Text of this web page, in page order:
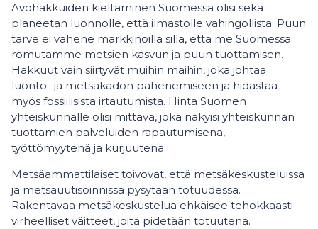
Avohakkuiden kieltäminen Suomessa olisi sekä
planeetan luonnolle, että ilmastolle vahingollista. Puun
tarve ei vähene markkinoilla sillä, että me Suomessa
romutamme metsien kasvun ja puun tuottamisen.
Hakkuut vain siirtyvät muihin maihin, joka johtaa
luonto- ja metsäkadon pahenemiseen ja hidastaa
myös fossiilisista irtautumista. Hinta Suomen
yhteiskunnalle olisi mittava, joka näkyisi yhteiskunnan
tuottamien palveluiden rapautumisena,
työttömyytenä ja kurjuutena.
Metsäammattilaiset toivovat, että metsäkeskusteluissa
ja metsäuutisoinnissa pysytään totuudessa.
Rakentavaa metsäkeskustelua ehkäisee tehokkaasti
virheelliset väitteet, joita pidetään totuutena.